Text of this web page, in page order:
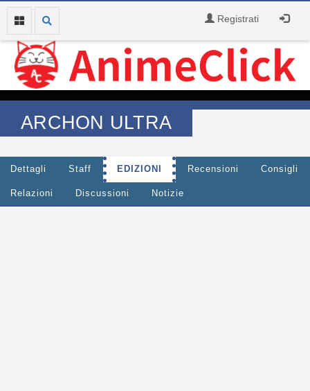
Registrati
ARCHON ULTRA
Dettagli Staff EDIZIONI Recensioni Consigli
Relazioni Discussioni Notizie